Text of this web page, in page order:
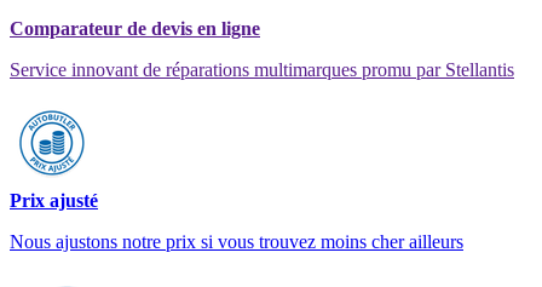
Comparateur de devis en ligne
Service innovant de réparations multimarques promu par Stellantis
Prix ajusté
Nous ajustons notre prix si vous trouvez moins cher ailleurs